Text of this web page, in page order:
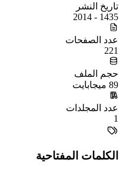
تاريخ النشر
1435 - 2014
عدد الصفحات
221
حجم الملف
89 ميجابايت
عدد المجلدات
1
الكلمات المفتاحية